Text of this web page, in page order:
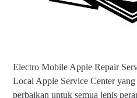
Electro Mobile Apple Repair
Local Apple Service Center yang
perbaikan untuk semua jenis